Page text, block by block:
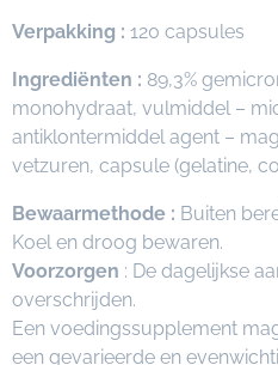
Verpakking : 120 capsules
Ingrediënten : 89,3%
monohydraat, vulmiddel –
antiklontermiddel agent –
vetzuren, capsule (gelatine,
Bewaarmethode : Buiten
Koel en droog bewaren.
Voorzorgen : De dagelijkse
overschrijden.
Een voedingssupplement
een gevarieerde en